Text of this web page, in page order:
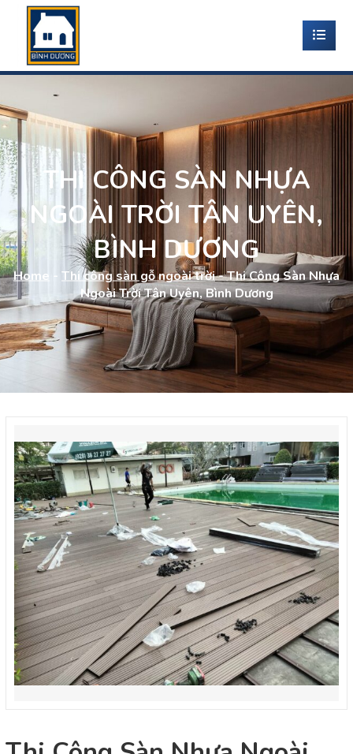
THI CÔNG SÀN NHỰA
NGOÀI TRỜI TÂN UYÊN,
BÌNH DƯƠNG
Home - Thi công sàn gỗ ngoài trời-Thi Công Sàn Nhựa
Ngoài Trời Tân Uyên, Bình Dương